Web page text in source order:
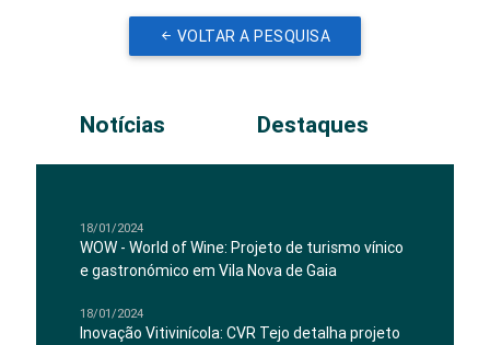
VOLTAR A PESQUISA
Notícias Destaques
18/01/2024
WOW - World of Wine: Projeto de turismo vínico
e gastronómico em Vila Nova de Gaia
18/01/2024
Inovação Vitivinícola: CVR Tejo detalha projeto